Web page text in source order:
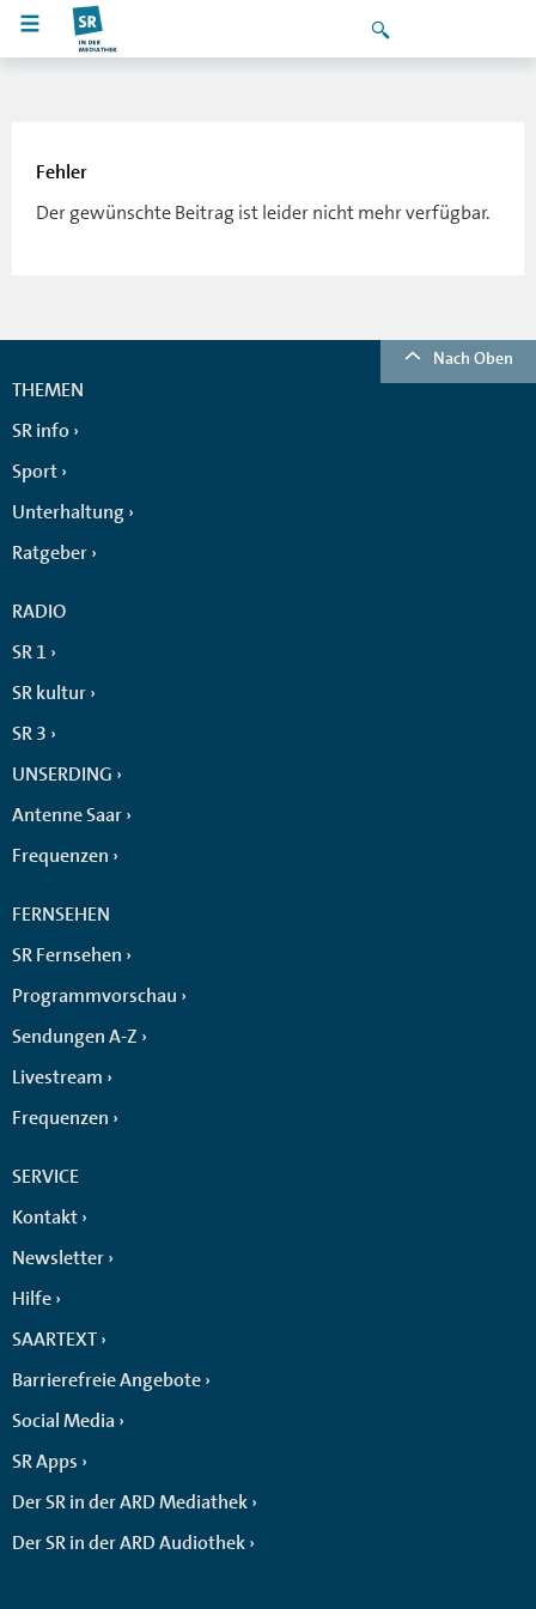
Fehler
Der gewünschte Beitrag ist leider nicht mehr verfügbar.
Nach Oben
THEMEN
SR info
Sport
Unterhaltung
Ratgeber
RADIO
SR 1
SR kultur
SR 3
UNSERDING
Antenne Saar
Frequenzen
FERNSEHEN
SR Fernsehen
Programmvorschau
Sendungen A-Z
Livestream
Frequenzen
SERVICE
Kontakt
Newsletter
Hilfe
SAARTEXT
Barrierefreie Angebote
Social Media
SR Apps
Der SR in der ARD Mediathek
Der SR in der ARD Audiothek